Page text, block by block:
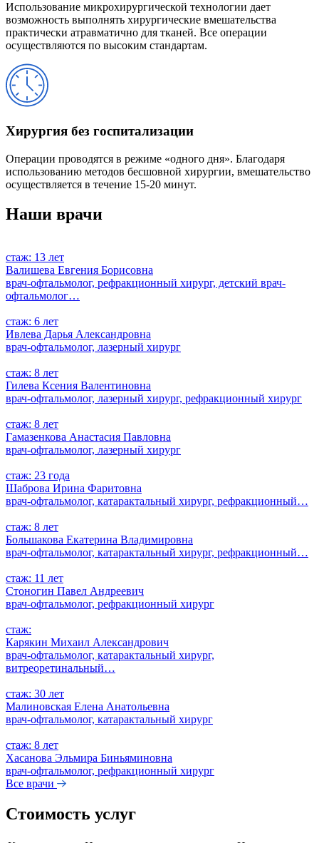
Использование микрохирургической технологии дает
возможность выполнять хирургические вмешательства
практически атравматично для тканей. Все операции
осуществляются по высоким стандартам.
Хирургия без госпитализации
Операции проводятся в режиме «одного дня». Благодаря
использованию методов бесшовной хирургии, вмешательство
осуществляется в течение 15-20 минут.
Наши врачи
стаж: 13 лет
Валишева Евгения Борисовна
врач-офтальмолог, рефракционный хирург, детский врач-
офтальмолог…
стаж: 6 лет
Ивлева Дарья Александровна
врач-офтальмолог, лазерный хирург
стаж: 8 лет
Гилева Ксения Валентиновна
врач-офтальмолог, лазерный хирург, рефракционный хирург
стаж: 8 лет
Гамазенкова Анастасия Павловна
врач-офтальмолог, лазерный хирург
стаж: 23 года
Шаброва Ирина Фаритовна
врач-офтальмолог, катарактальный хирург, рефракционный…
стаж: 8 лет
Большакова Екатерина Владимировна
врач-офтальмолог, катарактальный хирург, рефракционный…
стаж: 11 лет
Стоногин Павел Андреевич
врач-офтальмолог, рефракционный хирург
стаж:
Карякин Михаил Александрович
врач-офтальмолог, катарактальный хирург,
витреоретинальный…
стаж: 30 лет
Малиновская Елена Анатольевна
врач-офтальмолог, катарактальный хирург
стаж: 8 лет
Хасанова Эльмира Биньяминовна
врач-офтальмолог, рефракционный хирург
Все врачи
Стоимость услуг